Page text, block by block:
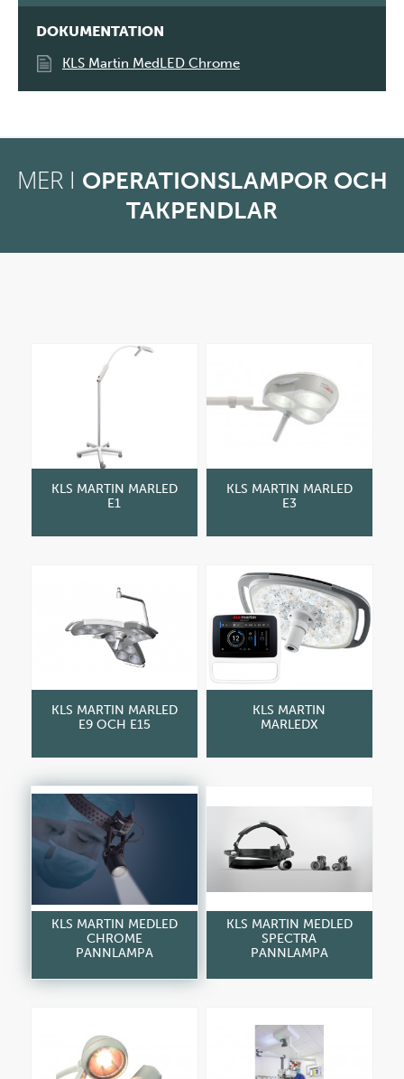
DOKUMENTATION
KLS Martin MedLED Chrome
MER I OPERATIONSLAMPOR OCH
TAKPENDLAR
KLS MARTIN MARLED
E1
KLS MARTIN MARLED
E3
KLS MARTIN MARLED
E9 OCH E15
KLS MARTIN
MARLEDX
KLS MARTIN MEDLED
CHROME
PANNLAMPA
KLS MARTIN MEDLED
SPECTRA
PANNLAMPA